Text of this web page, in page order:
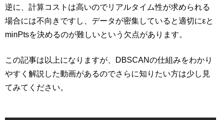
逆に、計算コストは高いのでリアルタイム性が求められる
場合には不向きですし、データが密集していると適切にεと
minPtsを決めるのが難しいという欠点があります。
この記事は以上になりますが、DBSCANの仕組みをわかり
やすく解説した動画があるのでさらに知りたい方は少し見
てみてください。